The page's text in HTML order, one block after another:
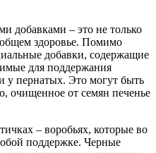
добавками – это не только
здоровье. Помимо
добавки, содержащие
для поддержания
у пернатых. Это могут быть
очищенное от семян печенье
– воробьях, которые во
поддержке. Черные